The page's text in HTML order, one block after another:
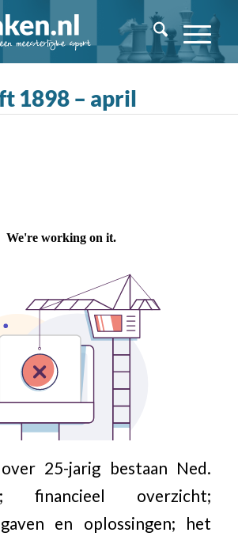
1898 – april
25-jarig bestaan Ned.
financieel overzicht;
en oplossingen; het